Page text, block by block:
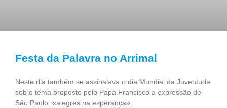
Festa da Palavra no Arrimal
Neste dia também se assinalava o dia Mundial da Juventude
sob o tema proposto pelo Papa Francisco a expressão de
São Paulo: «alegres na esperança».